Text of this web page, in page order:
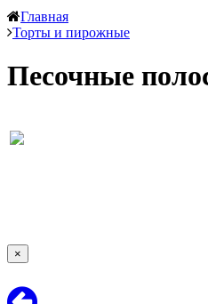
Главная
Торты и пирожные
Песочные
×